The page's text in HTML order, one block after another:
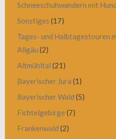
Schneeschuhwandern mit Hund
Sonstiges (17)
Tages- und Halbtagestouren
Allgäu (2)
Altmühltal (21)
Bayerischer Jura (1)
Bayerischer Wald (5)
Fichtelgebirge (7)
Frankenwald (2)